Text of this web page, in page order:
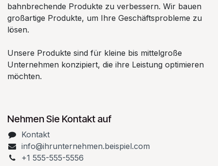
bahnbrechende Produkte zu verbessern. Wir bauen
großartige Produkte, um Ihre Geschäftsprobleme zu
lösen.
Unsere Produkte sind für kleine bis mittelgroße
Unternehmen konzipiert, die ihre Leistung optimieren
möchten.
Nehmen Sie Kontakt auf
Kontakt
info@ihrunternehmen.beispiel.com
+1 555-555-5556